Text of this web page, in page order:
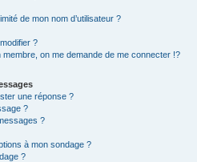
de mon nom d’utilisateur ?
?
membre, on me demande de me connecter !?
une réponse ?
?
?
à mon sondage ?
?